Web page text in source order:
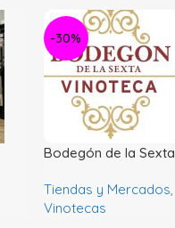
-30%
Bodegón de la Sexta
Tiendas y Mercados,
Vinotecas